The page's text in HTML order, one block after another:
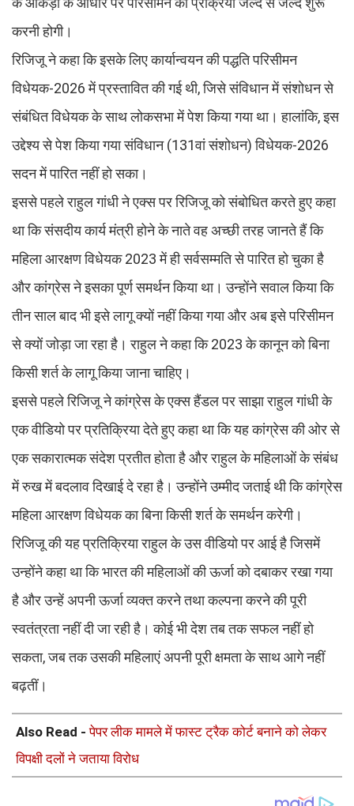
करनी होगी।
रिजिजू ने कहा कि इसके लिए कार्यान्वयन की पद्धति परिसीमन
विधेयक-2026 में प्रस्तावित की गई थी, जिसे संविधान में संशोधन से
संबंधित विधेयक के साथ लोकसभा में पेश किया गया था। हालांकि, इस
उद्देश्य से पेश किया गया संविधान (131वां संशोधन) विधेयक-2026
सदन में पारित नहीं हो सका।
इससे पहले राहुल गांधी ने एक्स पर रिजिजू को संबोधित करते हुए कहा
था कि संसदीय कार्य मंत्री होने के नाते वह अच्छी तरह जानते हैं कि
महिला आरक्षण विधेयक 2023 में ही सर्वसम्मति से पारित हो चुका है
और कांग्रेस ने इसका पूर्ण समर्थन किया था। उन्होंने सवाल किया कि
तीन साल बाद भी इसे लागू क्यों नहीं किया गया और अब इसे परिसीमन
से क्यों जोड़ा जा रहा है। राहुल ने कहा कि 2023 के कानून को बिना
किसी शर्त के लागू किया जाना चाहिए।
इससे पहले रिजिजू ने कांग्रेस के एक्स हैंडल पर साझा राहुल गांधी के
एक वीडियो पर प्रतिक्रिया देते हुए कहा था कि यह कांग्रेस की ओर से
एक सकारात्मक संदेश प्रतीत होता है और राहुल के महिलाओं के संबंध
में रुख में बदलाव दिखाई दे रहा है। उन्होंने उम्मीद जताई थी कि कांग्रेस
महिला आरक्षण विधेयक का बिना किसी शर्त के समर्थन करेगी।
रिजिजू की यह प्रतिक्रिया राहुल के उस वीडियो पर आई है जिसमें
उन्होंने कहा था कि भारत की महिलाओं की ऊर्जा को दबाकर रखा गया
है और उन्हें अपनी ऊर्जा व्यक्त करने तथा कल्पना करने की पूरी
स्वतंत्रता नहीं दी जा रही है। कोई भी देश तब तक सफल नहीं हो
सकता, जब तक उसकी महिलाएं अपनी पूरी क्षमता के साथ आगे नहीं
बढ़तीं।
Also Read -पेपर लीक मामले में फास्ट ट्रैक कोर्ट बनाने को लेकर
विपक्षी दलों ने जताया विरोध